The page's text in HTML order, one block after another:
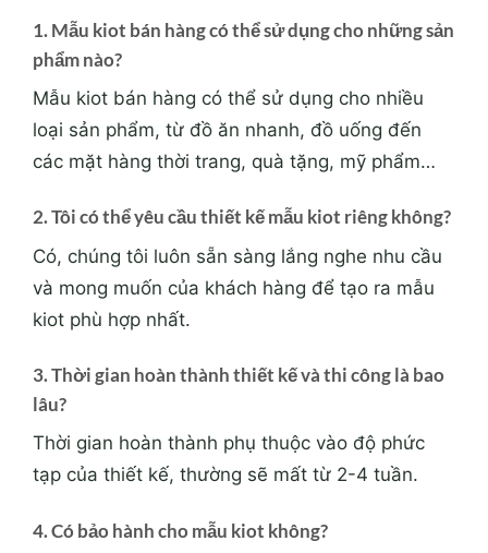
1. Mẫu kiot bán hàng có thể sử dụng cho những sản
phẩm nào?
Mẫu kiot bán hàng có thể sử dụng cho nhiều
loại sản phẩm, từ đồ ăn nhanh, đồ uống đến
các mặt hàng thời trang, quà tặng, mỹ phẩm…
2. Tôi có thể yêu cầu thiết kế mẫu kiot riêng không?
Có, chúng tôi luôn sẵn sàng lắng nghe nhu cầu
và mong muốn của khách hàng để tạo ra mẫu
kiot phù hợp nhất.
3. Thời gian hoàn thành thiết kế và thi công là bao
lâu?
Thời gian hoàn thành phụ thuộc vào độ phức
tạp của thiết kế, thường sẽ mất từ 2-4 tuần.
4. Có bảo hành cho mẫu kiot không?